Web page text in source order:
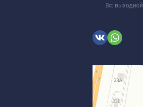
Вс: выходной